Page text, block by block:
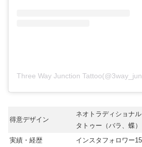
得意デザイン
ネオトラディショナ
タトゥー（バラ、蝶）
実績・経歴
インスタフォロワー